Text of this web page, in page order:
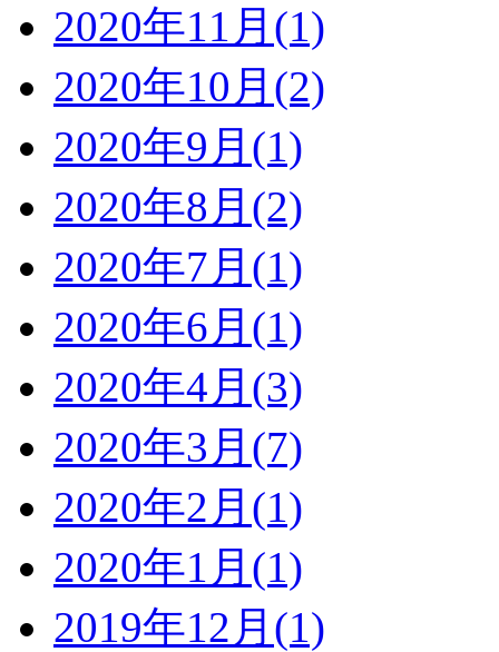
2020年11月(1)
2020年10月(2)
2020年9月(1)
2020年8月(2)
2020年7月(1)
2020年6月(1)
2020年4月(3)
2020年3月(7)
2020年2月(1)
2020年1月(1)
2019年12月(1)